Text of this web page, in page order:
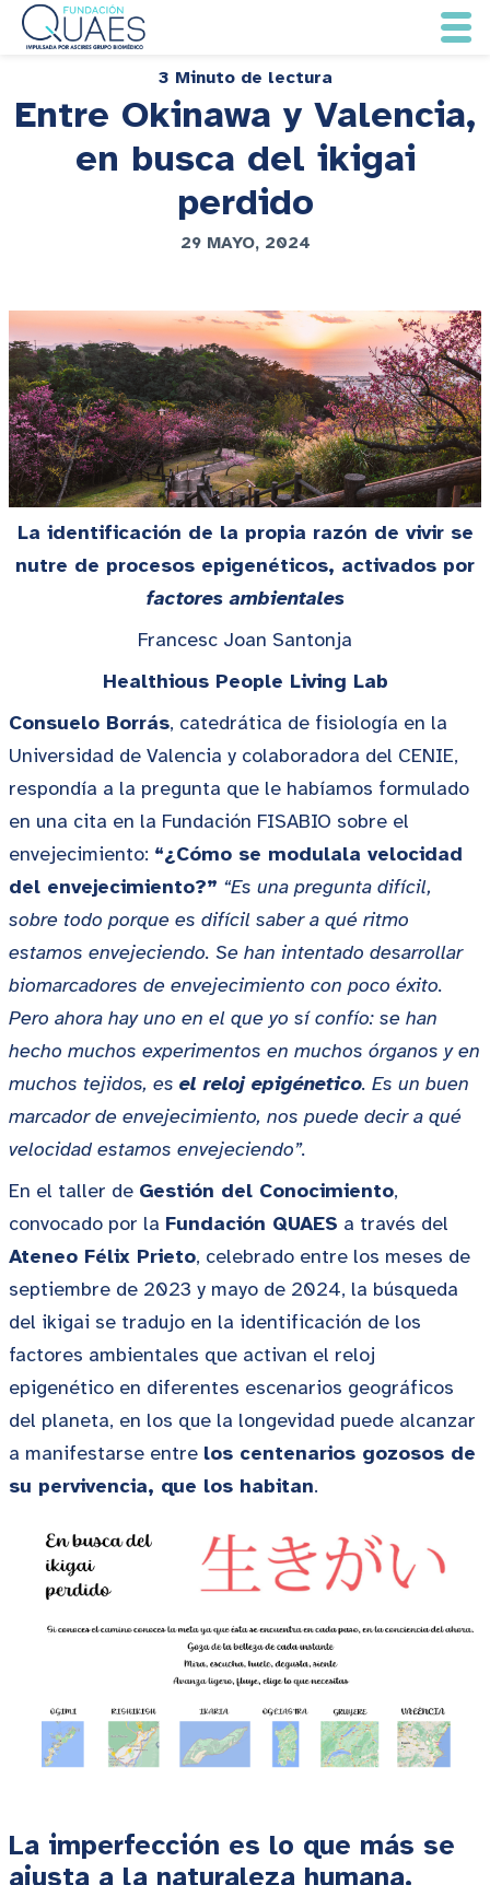
3 Minuto de lectura
Entre Okinawa y Valencia,
en busca del ikigai
perdido
29 MAYO, 2024
La identificación de la propia razón de vivir se
nutre de procesos epigenéticos, activados por
factores ambientales
Francesc Joan Santonja
Healthious People Living Lab
Consuelo Borrás, catedrática de fisiología en la
Universidad de Valencia y colaboradora del CENIE,
respondía a la pregunta que le habíamos formulado
en una cita en la Fundación FISABIO sobre el
envejecimiento: “¿Cómo se modulala velocidad
del envejecimiento?” “Es una pregunta difícil,
sobre todo porque es difícil saber a qué ritmo
estamos envejeciendo. Se han intentado desarrollar
biomarcadores de envejecimiento con poco éxito.
Pero ahora hay uno en el que yo sí confío: se han
hecho muchos experimentos en muchos órganos y en
muchos tejidos, es el reloj epigénetico. Es un buen
marcador de envejecimiento, nos puede decir a qué
velocidad estamos envejeciendo”.
En el taller de Gestión del Conocimiento,
convocado por la Fundación QUAES a través del
Ateneo Félix Prieto, celebrado entre los meses de
septiembre de 2023 y mayo de 2024, la búsqueda
del ikigai se tradujo en la identificación de los
factores ambientales que activan el reloj
epigenético en diferentes escenarios geográficos
del planeta, en los que la longevidad puede alcanzar
a manifestarse entre los centenarios gozosos de
su pervivencia, que los habitan.
La imperfección es lo que más se
ajusta a la naturaleza humana.